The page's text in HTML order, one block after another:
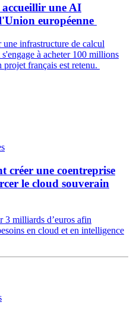
une AI
européenne
infrastructure de calcul
à acheter 100 millions
projet français est retenu.
créer une coentreprise
le cloud souverain
3 milliards d’euros afin
en cloud et en intelligence